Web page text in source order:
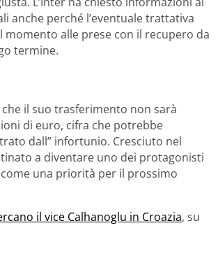
anche perché l’eventuale trattativa
alle prese con il recupero da
termine.
che il suo trasferimento non sarà
di euro, cifra che potrebbe
dall” infortunio. Cresciuto nel
a diventare uno dei protagonisti
una priorità per il prossimo
il vice Calhanoglu in Croazia, su